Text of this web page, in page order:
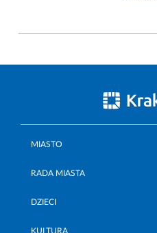
MIASTO
RADA MIASTA
DZIECI
KULTURA